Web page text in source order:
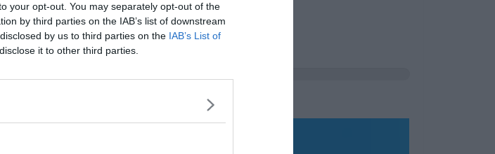
your opt-out. You may separately opt-out of the
by third parties on the IAB’s list of downstream
by us to third parties on the IAB’s List of
it to other third parties.